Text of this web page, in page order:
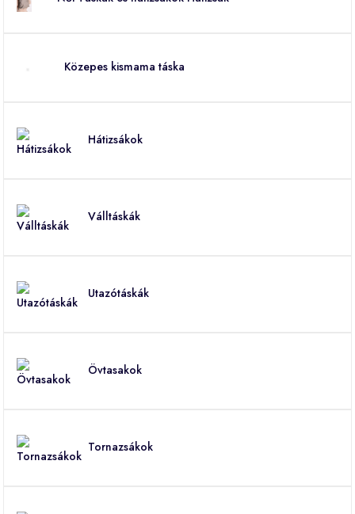
Közepes kismama táska
Hátizsákok
Válltáskák
Utazótáskák
Övtasakok
Tornazsákok